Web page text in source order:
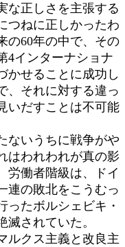
な正しさを主張する
つねに正しかったわ
の60年の中で、その
4インターナショナ
かせることに成功し
、それに対する違っ
いだすことは不可能
ないうちに戦争がや
はわれわれが真の影
労働者階級は、ドイ
連の敗北をこうむっ
ったボルシェビキ・
されていた。
ルクス主義と改良主